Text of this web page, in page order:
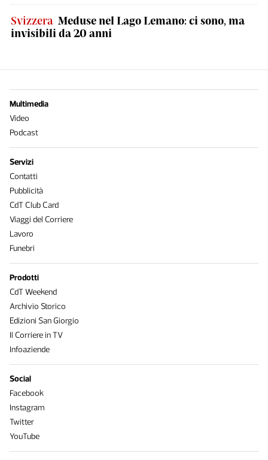
Svizzera Meduse nel Lago Lemano: ci sono, ma
invisibili da 20 anni
Multimedia
Video
Podcast
Servizi
Contatti
Pubblicità
CdT Club Card
Viaggi del Corriere
Lavoro
Funebri
Prodotti
CdT Weekend
Archivio Storico
Edizioni San Giorgio
Il Corriere in TV
Infoaziende
Social
Facebook
Instagram
Twitter
YouTube